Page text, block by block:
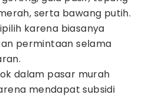
serta bawang putih.
karena biasanya
permintaan selama
dalam pasar murah
mendapat subsidi